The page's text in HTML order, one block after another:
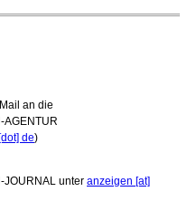
an die
AGENTUR
de)
JOURNAL unter anzeigen [at]